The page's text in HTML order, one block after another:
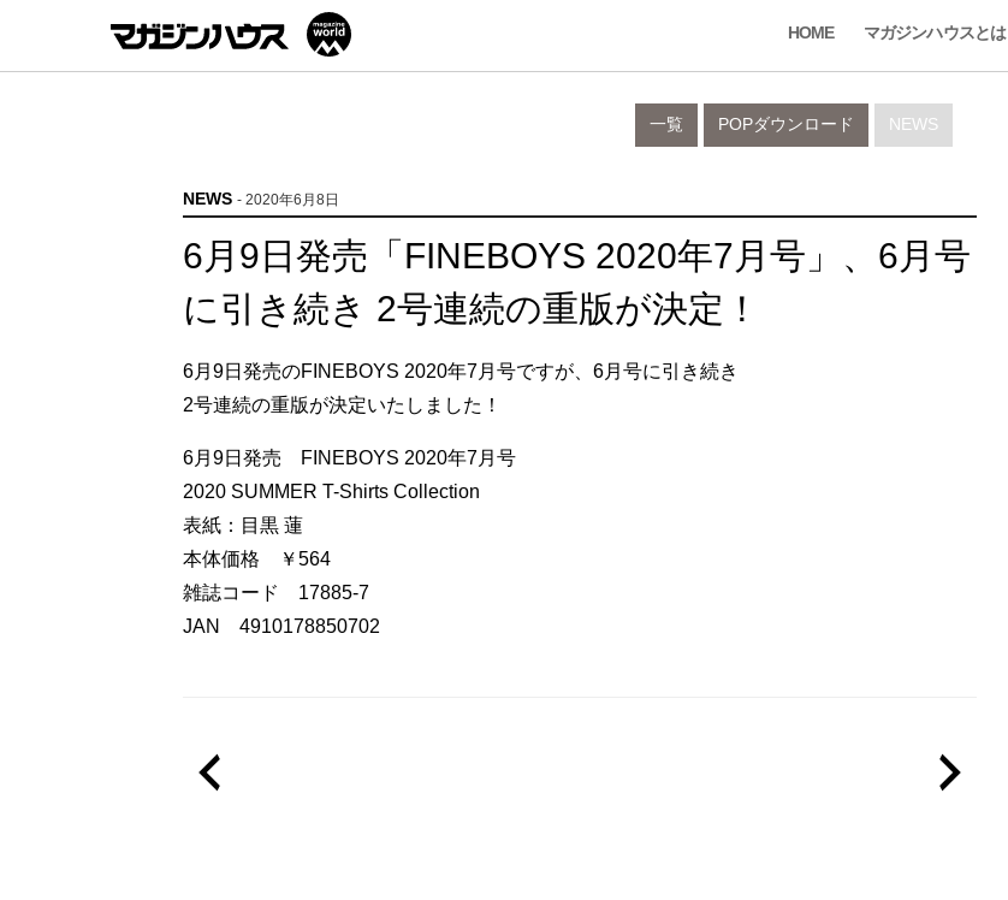
HOME マガジンハウスとは
NEWS
POPダウンロード
一覧
NEWS - 2020年6月8日
6月9日発売「FINEBOYS 2020年7月号」、6月号
に引き続き 2号連続の重版が決定！
6月9日発売のFINEBOYS 2020年7月号ですが、6月号に引き続き
2号連続の重版が決定いたしました！
6月9日発売 FINEBOYS 2020年7月号
2020 SUMMER T-Shirts Collection
表紙：目黒 蓮
本体価格 ￥564
雑誌コード 17885-7
JAN 4910178850702